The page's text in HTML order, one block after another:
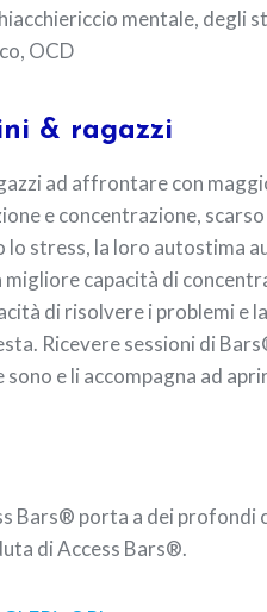
mentale, degli
OCD
& ragazzi
ad affrontare con
e concentrazione,
stress, la loro autostima
migliore capacità di
di risolvere i problemi
Ricevere sessioni di
e li accompagna ad
Bars® porta a dei profondi
di Access Bars®.